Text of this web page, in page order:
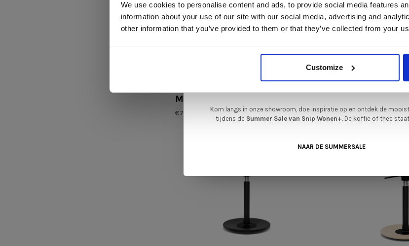
We use cookies to personalise content and ads, to provide social media features
information about your use of our site with our social media, advertising and
other information that you’ve provided to them or that they’ve collected from your
Customize
Move™ leer, essen voet
€799,00
laptopstand en
uitverkoop
In onze showroom vind je een uitgebreide selectie
gerenommeerde Nederlandse en Europese merken. Onder andere
van
Sculptures Jeux Artisanzijn nu
gelegenheid om jouw favoriete designmeubel geheel naar wens
met de kwaliteit, het comfort en de uitstraling die je van Snip
Kom langs in onze showroom, doe inspiratie op en ontdek de
tijdens de Summer Sale van Snip Wonen+. De koffie of thee
NAAR DE SUMMERSALE